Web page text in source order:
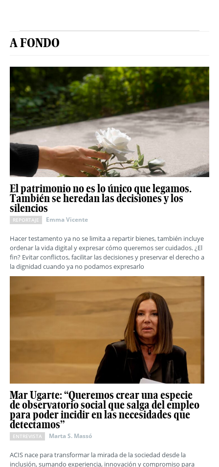
A FONDO
El patrimonio no es lo único que legamos.
También se heredan las decisiones y los
silencios
REPORTAJE Emma Vicente
Hacer testamento ya no se limita a repartir bienes, también incluye
ordenar la vida digital y expresar cómo queremos ser cuidados. ¿El
fin? Evitar conflictos, facilitar las decisiones y preservar el derecho a
la dignidad cuando ya no podamos expresarlo
Mar Ugarte: “Queremos crear una especie
de observatorio social que salga del empleo
para poder incidir en las necesidades que
detectamos”
ENTREVISTA Marta S. Massó
ACIS nace para transformar la mirada de la sociedad desde la
inclusión, sumando experiencia, innovación y compromiso para